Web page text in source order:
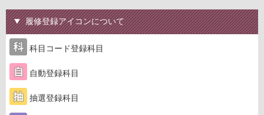
履修登録アイコンについて
科目コード登録科目
自動登録科目
抽選登録科目